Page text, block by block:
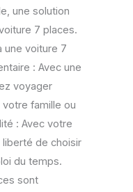
une solution
7 places.
une voiture 7
: Avec une
voyager
famille ou
: Avec votre
de choisir
du temps.
sont